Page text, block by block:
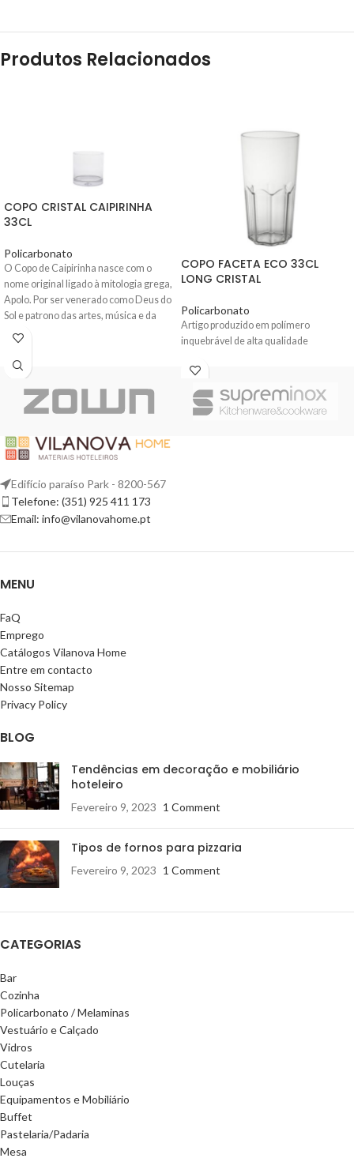
Produtos Relacionados
COPO CRISTAL CAIPIRINHA
33CL
Policarbonato
O Copo de Caipirinha nasce com o
nome original ligado à mitologia grega,
Apolo. Por ser venerado como Deus do
Sol e patrono das artes, música e da
beleza é concedido ao copo um nome
diversão. Evoluindo para copo de
Caipirinha.
COPO FACETA ECO 33CL
LONG CRISTAL
Policarbonato
Artigo produzido em polímero
inquebrável de alta qualidade
Edifício paraíso Park - 8200-567
Telefone: (351) 925 411 173
Email: info@vilanovahome.pt
MENU
FaQ
Emprego
Catálogos Vilanova Home
Entre em contacto
Nosso Sitemap
Privacy Policy
BLOG
Tendências em decoração e mobiliário
hoteleiro
Fevereiro 9, 2023 1 Comment
Tipos de fornos para pizzaria
Fevereiro 9, 2023 1 Comment
CATEGORIAS
Bar
Cozinha
Policarbonato / Melaminas
Vestuário e Calçado
Vidros
Cutelaria
Louças
Equipamentos e Mobiliário
Buffet
Pastelaria/Padaria
Mesa